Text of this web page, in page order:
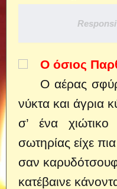
Ο όσιος
Ο αέρας
νύκτα και άγρια
σ’ ένα
σωτηρίας είχε
σαν
κατέβαινε